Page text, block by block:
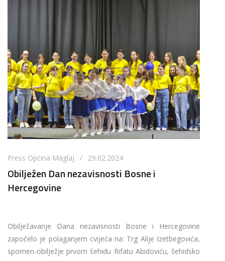
Press Općina Maglaj / 29.02.2024
Obilježen Dan nezavisnosti Bosne i
Hercegovine
Obilježavanje Dana nezavisnosti Bosne i Hercegovine
započelo je polaganjem cvijeća na: Trg Alije Izetbegovića,
spomen-obilježje prvom šehidu Rifatu Abidoviću, šehidsko